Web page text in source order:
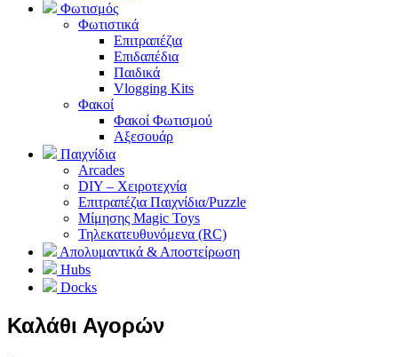
Φωτισμός
Φωτιστικά
Επιτραπέζια
Επιδαπέδια
Παιδικά
Vlogging Kits
Φακοί
Φακοί Φωτισμού
Αξεσουάρ
Παιχνίδια
Arcades
DIY – Χειροτεχνία
Επιτραπέζια Παιχνίδια/Puzzle
Μίμησης Magic Toys
Τηλεκατευθυνόμενα (RC)
Απολυμαντικά & Αποστείρωση
Hubs
Docks
Καλάθι Αγορών